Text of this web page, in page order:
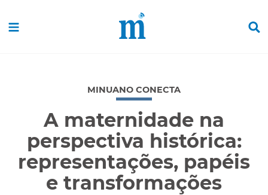
MINUANO CONECTA
A maternidade na
perspectiva histórica:
representações, papéis
e transformações